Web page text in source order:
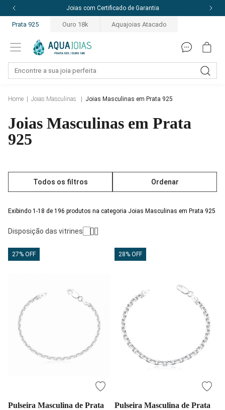
Joias com Certificado de Garantia
Prata 925 Ouro 18k Aquajoias Atacado
Home Joias Masculinas Joias Masculinas em Prata 925
Joias Masculinas em Prata
925
Exibindo 1-18 de 196 produtos na categoria Joias Masculinas em Prata 925
Todos os filtros Ordenar
Disposição das vitrines
27% OFF
Pulseira Masculina de Prata
28% OFF
Pulseira Masculina de Prata